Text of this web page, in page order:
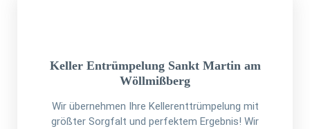
Keller Entrümpelung Sankt Martin am
Wöllmißberg
Wir übernehmen Ihre Kellerenttrümpelung mit
größter Sorgfalt und perfektem Ergebnis! Wir